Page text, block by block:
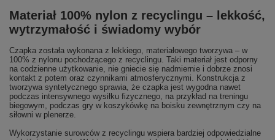
Materiał 100% nylon z recyclingu – lekkość,
wytrzymałość i świadomy wybór
Czapka została wykonana z lekkiego, materiałowego tworzywa – w
100% z nylonu pochodzącego z recyclingu. Taki materiał jest odporny
na codzienne użytkowanie, nie gniecie się nadmiernie i dobrze znosi
kontakt z potem oraz czynnikami atmosferycznymi. Konstrukcja z
tworzywa syntetycznego sprawia, że czapka jest wygodna nawet
podczas intensywnego wysiłku fizycznego, na przykład na treningu
biegowym, podczas gry w koszykówkę na boisku zewnętrznym czy na
siłowni w plenerze.
Wykorzystanie surowców z recyclingu wspiera bardziej odpowiedzialne